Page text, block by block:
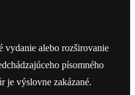
vydanie alebo rozširovanie
písomného
je výslovne zakázané.